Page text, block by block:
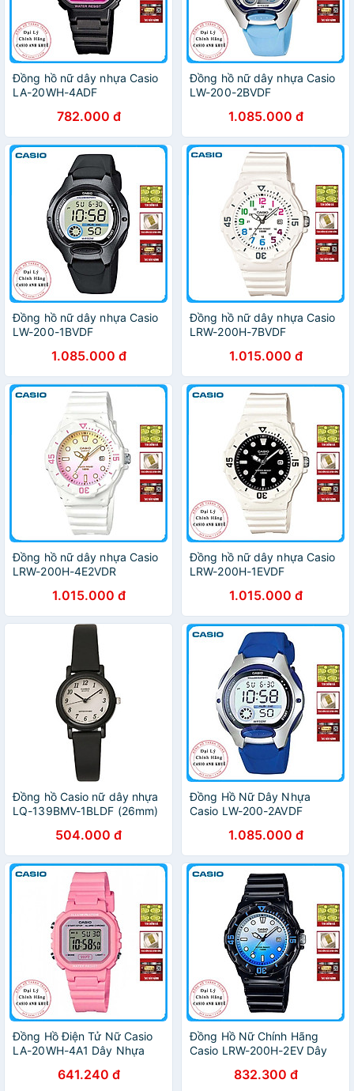
Đồng hồ nữ dây nhựa Casio
LA-20WH-4ADF
782.000 đ
Đồng hồ nữ dây nhựa Casio
LW-200-2BVDF
1.085.000 đ
Đồng hồ nữ dây nhựa Casio
LW-200-1BVDF
1.085.000 đ
Đồng hồ nữ dây nhựa Casio
LRW-200H-7BVDF
1.015.000 đ
Đồng hồ nữ dây nhựa Casio
LRW-200H-4E2VDR
1.015.000 đ
Đồng hồ nữ dây nhựa Casio
LRW-200H-1EVDF
1.015.000 đ
Đồng hồ Casio nữ dây nhựa
LQ-139BMV-1BLDF (26mm)
504.000 đ
Đồng Hồ Nữ Dây Nhựa
Casio LW-200-2AVDF
1.085.000 đ
Đồng Hồ Điện Tử Nữ Casio
LA-20WH-4A1 Dây Nhựa
641.240 đ
Đồng Hồ Nữ Chính Hãng
Casio LRW-200H-2EV Dây
832.300 đ